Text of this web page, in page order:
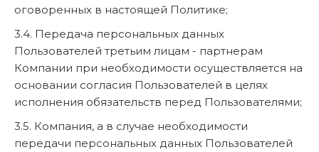
оговоренных в настоящей Политике;
3.4. Передача персональных данных
Пользователей третьим лицам - партнерам
Компании при необходимости осуществляется на
основании согласия Пользователей в целях
исполнения обязательств перед Пользователями;
3.5. Компания, а в случае необходимости
передачи персональных данных Пользователей